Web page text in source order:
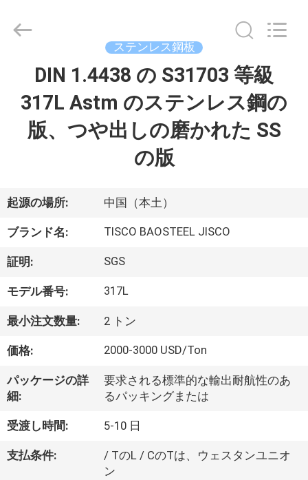
ク
ト
私
達
つ
い
て
工
JIANGSU
Reserved.
ステンレス鋼板
DIN 1.4438 の S31703 等級
317L Astm のステンレス鋼の
版、つや出しの磨かれた SS
の版
起源の場所: 中国（本土）
ブランド名: TISCO BAOSTEEL JISCO
証明: SGS
モデル番号: 317L
最小注文数量: 2 トン
価格: 2000-3000 USD/Ton
パッケージの詳
細:
要求される標準的な輸出耐航性のあ
るパッキングまたは
受渡し時間: 5-10 日
支払条件:
/ TのL / CのTは、ウェスタンユニオ
ン